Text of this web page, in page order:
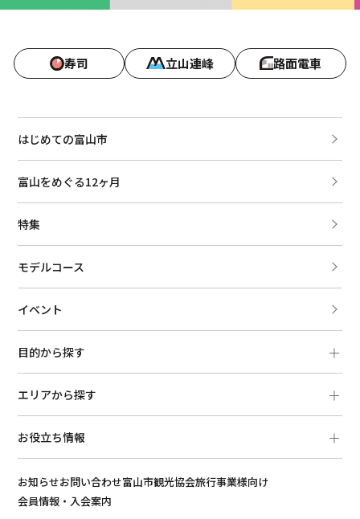
寿司 立山連峰 路面電車
はじめての富山市
富山をめぐる12ヶ月
特集
モデルコース
イベント
目的から探す
エリアから探す
お役立ち情報
お知らせお問い合わせ富山市観光協会旅行事業様向け
会員情報・入会案内